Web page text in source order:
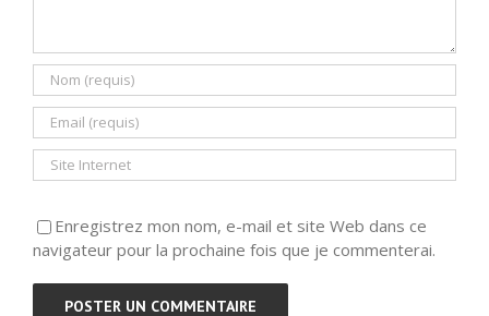
Enregistrez mon nom, e-mail et site Web dans ce
navigateur pour la prochaine fois que je commenterai.